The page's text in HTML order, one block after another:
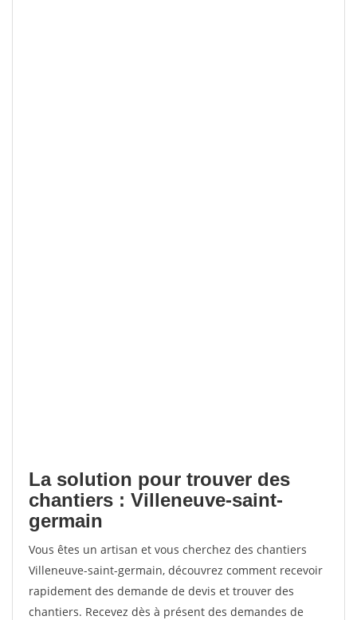
La solution pour trouver des
chantiers : Villeneuve-saint-
germain
Vous êtes un artisan et vous cherchez des chantiers
Villeneuve-saint-germain, découvrez comment recevoir
rapidement des demande de devis et trouver des
chantiers. Recevez dès à présent des demandes de